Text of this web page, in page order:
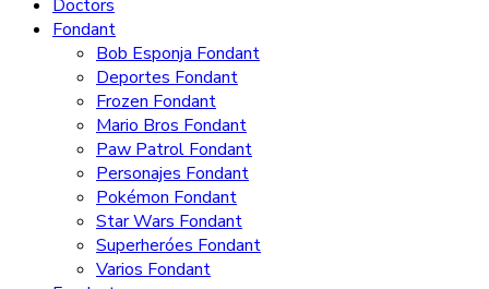
Doctors
Fondant
Bob Esponja Fondant
Deportes Fondant
Frozen Fondant
Mario Bros Fondant
Paw Patrol Fondant
Personajes Fondant
Pokémon Fondant
Star Wars Fondant
Superheróes Fondant
Varios Fondant